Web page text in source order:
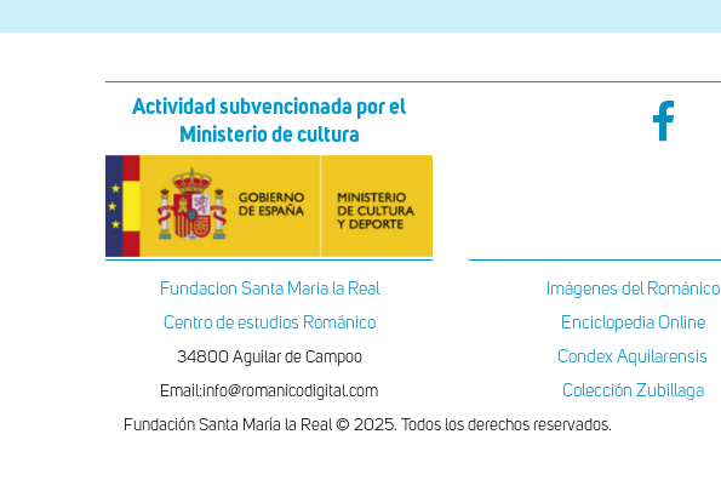
Actividad subvencionada por el
Ministerio de cultura
Fundacion Santa Maria la Real
Centro de estudios Románico
34800 Aguilar de Campoo
Email:info@romanicodigital.com
Imágenes del Románico
Enciclopedia Online
Condex Aquilarensis
Colección Zubillaga
Fundación Santa María la Real © 2025. Todos los derechos reservados.